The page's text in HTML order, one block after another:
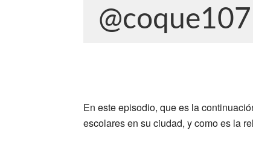
@coque107
En este episodio, que es la
escolares en su ciudad, y como es la